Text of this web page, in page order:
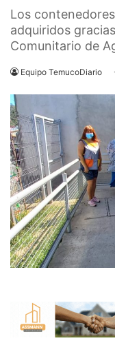
Los
adquiridos
Comunitario de
Equipo TemucoDiario